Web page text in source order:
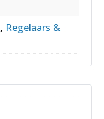
, Regelaars &